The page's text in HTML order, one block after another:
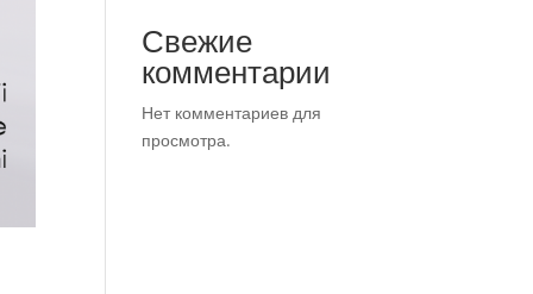
Свежие
комментарии
Нет комментариев для
просмотра.